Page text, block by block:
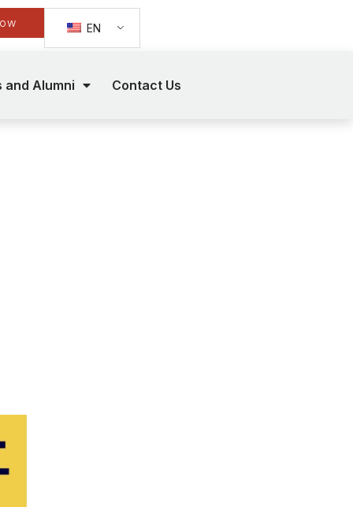
EN
and Alumni Contact Us